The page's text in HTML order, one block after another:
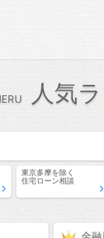
人気
東京多摩を除く
住宅ローン相談